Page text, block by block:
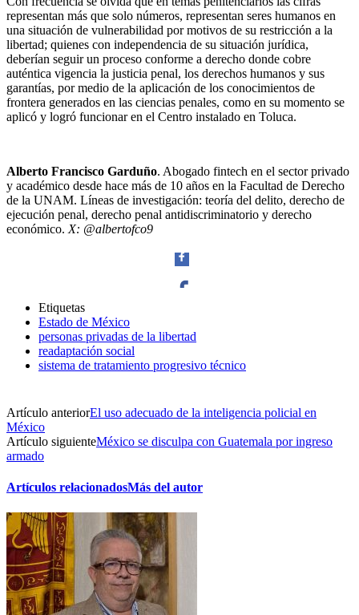
representan más que solo números, representan seres humanos en
una situación de vulnerabilidad por motivos de su restricción a la
libertad; quienes con independencia de su situación jurídica,
deberían seguir un proceso conforme a derecho donde cobre
auténtica vigencia la justicia penal, los derechos humanos y sus
garantías, por medio de la aplicación de los conocimientos de
frontera generados en las ciencias penales, como en su momento se
aplicó y logró funcionar en el Centro instalado en Toluca.
Alberto Francisco Garduño. Abogado fintech en el sector privado
y académico desde hace más de 10 años en la Facultad de Derecho
de la UNAM. Líneas de investigación: teoría del delito, derecho de
ejecución penal, derecho penal antidiscriminatorio y derecho
económico. X: @albertofco9
Twitter
Whatsapp
Etiquetas
Estado de México
personas privadas de la libertad
readaptación social
sistema de tratamiento progresivo técnico
Artículo anteriorEl uso adecuado de la inteligencia policial en
México
Artículo siguienteMéxico se disculpa con Guatemala por ingreso
armado
Artículos relacionadosMás del autor